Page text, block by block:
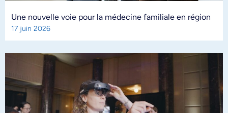
Une nouvelle voie pour la médecine familiale en région
17 juin 2026